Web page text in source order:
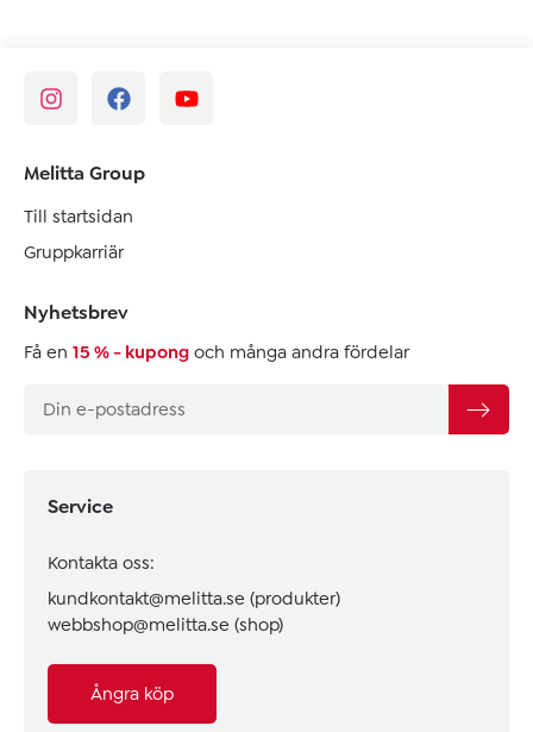
Service
Kontakta oss:
kundkontakt@melitta.se (produkter)
webbshop@melitta.se (shop)
Ångra köp
Melitta Group
Till startsidan
Gruppkarriär
Nyhetsbrev
Få en 15 % - kupong och många andra fördelar